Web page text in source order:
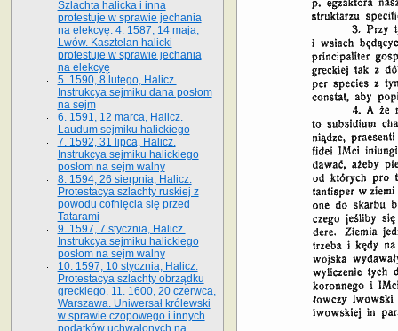
Szlachta halicka i inna
protestuje w sprawie jechania
na elekcyę. 4. 1587, 14 maja,
Lwów. Kasztelan halicki
protestuje w sprawie jechania
na elekcyę
5. 1590, 8 lutego, Halicz.
Instrukcya sejmiku dana posłom
na sejm
6. 1591, 12 marca, Halicz.
Laudum sejmiku halickiego
7. 1592, 31 lipca, Halicz.
Instrukcya sejmiku halickiego
posłom na sejm walny
8. 1594, 26 sierpnia, Halicz.
Protestacya szlachty ruskiej z
powodu cofnięcia się przed
Tatarami
9. 1597, 7 stycznia, Halicz.
Instrukcya sejmiku halickiego
posłom na sejm walny
10. 1597, 10 stycznia, Halicz.
Protestacya szlachty obrządku
greckiego. 11. 1600, 20 czerwca,
Warszawa. Uniwersał królewski
w sprawie czopowego i innych
podatków uchwalonych na